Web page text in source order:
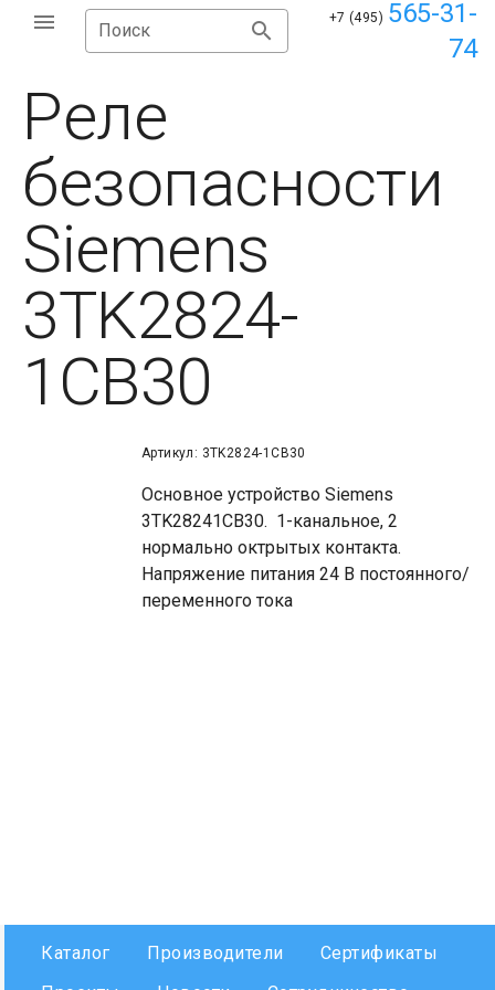
Поиск
+7 (495) 565-31-
74
Реле
безопасности
Siemens
3TK2824-
1CB30
Артикул: 3TK2824-1CB30
Основное устройство Siemens
3TK28241CB30. 1-канальное, 2
нормально октрытых контакта.
Напряжение питания 24 В постоянного/
переменного тока
Каталог Производители
Сертификаты